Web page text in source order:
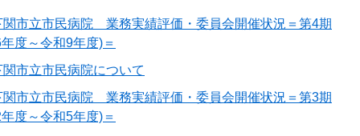
関市立市民病院 業務実績評価・委員会開催状況＝第4期
度～令和9年度)＝
市立市民病院について
関市立市民病院 業務実績評価・委員会開催状況＝第3期
度～令和5年度)＝